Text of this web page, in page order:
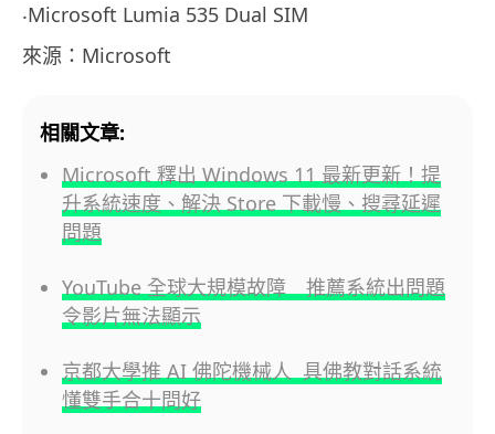
‧Microsoft Lumia 535 Dual SIM
來源：Microsoft
相關文章:
Microsoft 釋出 Windows 11 最新更新！提
升系統速度、解決 Store 下載慢、搜尋延遲
問題
YouTube 全球大規模故障 推薦系統出問題
令影片無法顯示
京都大學推 AI 佛陀機械人 具佛教對話系統
懂雙手合十問好